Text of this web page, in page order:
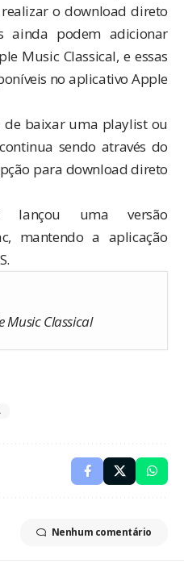
o download direto
ainda podem adicionar
Music Classical, e essas
no aplicativo Apple
de baixar uma playlist ou
sendo através do
para download direto
uma versão
mantendo a aplicação
Music Classical
Nenhum comentário